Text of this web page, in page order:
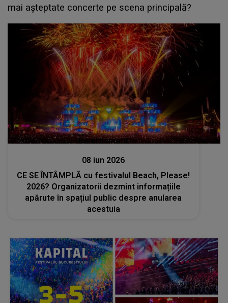
mai așteptate concerte pe scena principală?
Divertisment
08 iun 2026
CE SE ÎNTÂMPLĂ cu festivalul Beach, Please!
2026? Organizatorii dezmint informațiile
apărute în spațiul public despre anularea
acestuia